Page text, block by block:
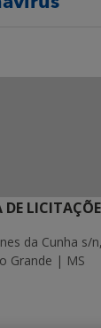
DE
da Cunha s/
Grande | MS